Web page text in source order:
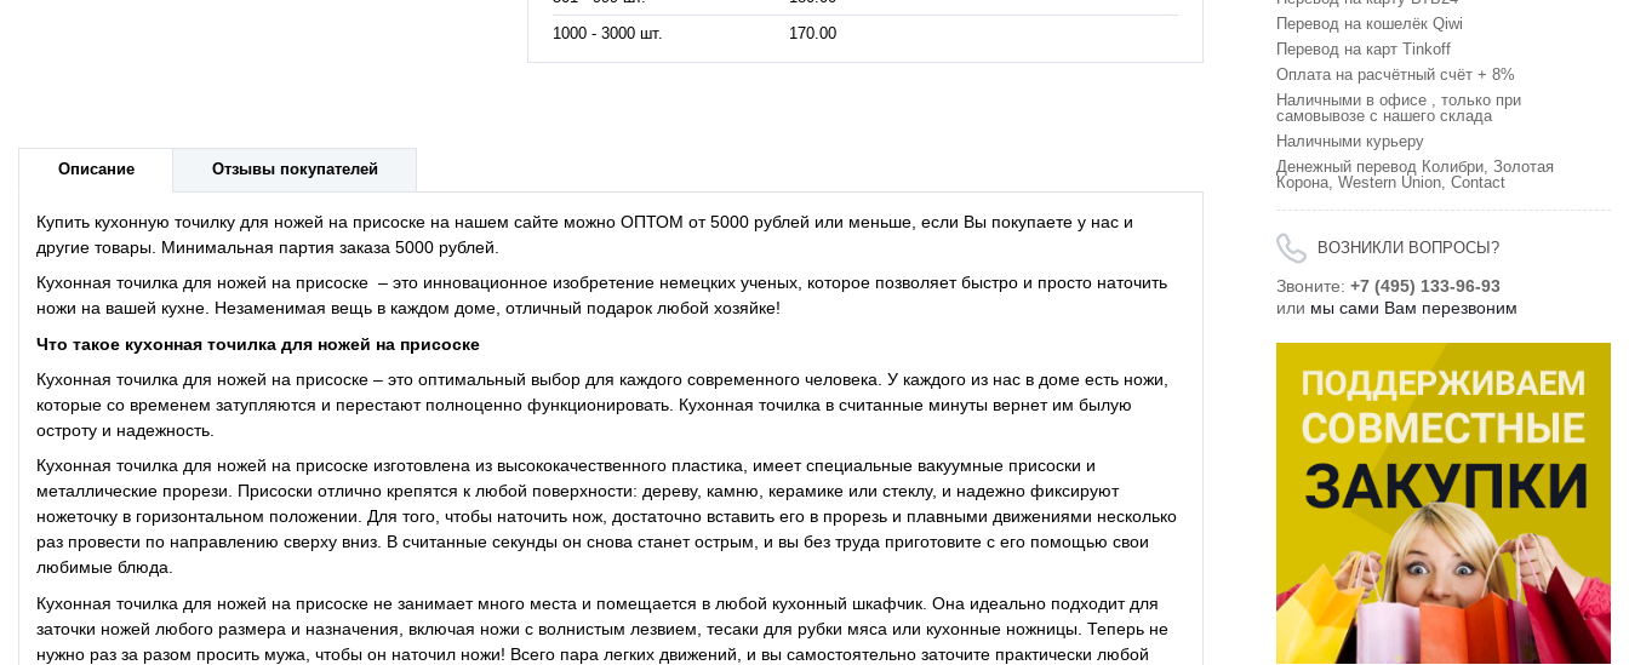
1000 - 3000 шт.
170.00
Описание Отзывы покупателей
Купить кухонную точилку для ножей на присоске на нашем сайте можно ОПТОМ от 5000 рублей или меньше, если Вы покупаете у нас и
другие товары. Минимальная партия заказа 5000 рублей.
Кухонная точилка для ножей на присоске – это инновационное изобретение немецких ученых, которое позволяет быстро и просто наточить
ножи на вашей кухне. Незаменимая вещь в каждом доме, отличный подарок любой хозяйке!
Что такое кухонная точилка для ножей на присоске
Кухонная точилка для ножей на присоске – это оптимальный выбор для каждого современного человека. У каждого из нас в доме есть ножи,
которые со временем затупляются и перестают полноценно функционировать. Кухонная точилка в считанные минуты вернет им былую
остроту и надежность.
Кухонная точилка для ножей на присоске изготовлена из высококачественного пластика, имеет специальные вакуумные присоски и
металлические прорези. Присоски отлично крепятся к любой поверхности: дереву, камню, керамике или стеклу, и надежно фиксируют
ножеточку в горизонтальном положении. Для того, чтобы наточить нож, достаточно вставить его в прорезь и плавными движениями несколько
раз провести по направлению сверху вниз. В считанные секунды он снова станет острым, и вы без труда приготовите с его помощью свои
любимые блюда.
Кухонная точилка для ножей на присоске не занимает много места и помещается в любой кухонный шкафчик. Она идеально подходит для
заточки ножей любого размера и назначения, включая ножи с волнистым лезвием, тесаки для рубки мяса или кухонные ножницы. Теперь не
нужно раз за разом просить мужа, чтобы он наточил ножи! Всего пара легких движений, и вы самостоятельно заточите практически любой
Перевод на кошелёк Qiwi
Перевод на карт Tinkoff
Оплата на расчётный счёт + 8%
Наличными в офисе , только при
самовывозе с нашего склада
Наличными курьеру
Денежный перевод Колибри, Золотая
Корона, Western Union, Contact
ВОЗНИКЛИ ВОПРОСЫ?
Звоните: +7 (495) 133-96-93
или мы сами Вам перезвоним